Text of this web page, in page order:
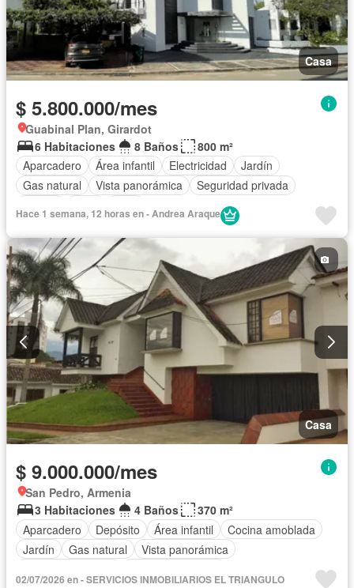
Casa
$ 5.800.000/mes
Guabinal Plan, Girardot
6 Habitaciones
8 Baños
800 m²
Aparcadero
Área infantil Electricidad
Jardín
Gas natural
Vista panorámica
Seguridad privada
Hace 1 semana, 12 horas en - Andrea Araque
Casa
$ 9.000.000/mes
San Pedro, Armenia
3 Habitaciones
4 Baños
370 m²
Aparcadero
Depósito Área infantil
Cocina amoblada
Jardín
Gas natural
Vista panorámica
02/07/2026 en - SERVICIOS INMOBILIARIOS EL TRIANGULO